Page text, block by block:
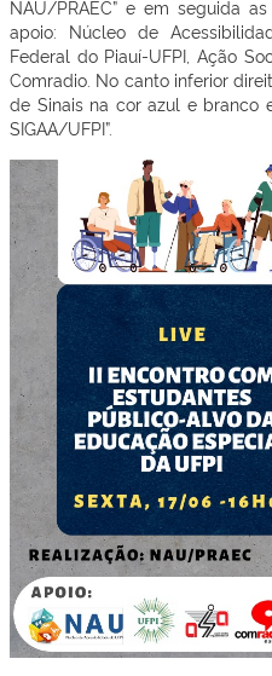
NAU/PRAEC” e em seguida
apoio: Núcleo de
Federal do Piauí-UFPI, Ação
Comradio. No canto inferior
de Sinais na cor azul e branco
SIGAA/UFPI”.